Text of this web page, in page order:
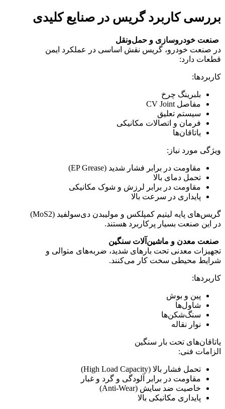
بررسی کاربرد گریس در صنایع کلیدی
صنعت خودروسازی و حمل‌ونقل
در صنعت خودرو، گریس نقش اساسی در عملکرد ایمن
قطعات دارد:
کاربردها:
بلبرینگ چرخ
مفاصل CV Joint
سیستم تعلیق
فرمان و اتصالات مکانیکی
یاتاقان‌ها
ویژگی مورد نیاز:
مقاومت در برابر فشار شدید (EP Grease)
تحمل دمای بالا
مقاومت در برابر لرزش و شوک مکانیکی
پایداری در سرعت بالا
گریس‌های پایه لیتیم کمپلکس و مولیبدن دی‌سولفید (MoS2)
در این صنعت بسیار پرکاربرد هستند.
صنعت معدن و ماشین‌آلات سنگین
تجهیزات معدنی تحت بارهای شدید، ضربه‌های متوالی و
شرایط محیطی سخت کار می‌کنند.
کاربردها:
پین و بوش
شاول‌ها
سنگ‌شکن‌ها
نوار نقاله
یاتاقان‌های تحت بار سنگین
الزامات فنی:
تحمل فشار بالا (High Load Capacity)
مقاومت در برابر آلودگی و گرد و غبار
خاصیت ضد سایش (Anti-Wear)
پایداری مکانیکی بالا